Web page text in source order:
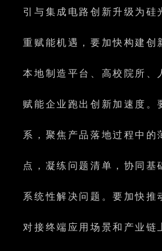
引与集成电路创新升级为硅
重赋能机遇，要加快构建创
本地制造平台、高校院所、
赋能企业跑出创新加速度。
系，聚焦产品落地过程中的
点，凝练问题清单，协同基
系统性解决问题。要加快推
对接终端应用场景和产业链